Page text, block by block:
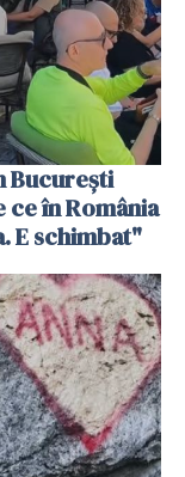
București
ce în România
E schimbat"